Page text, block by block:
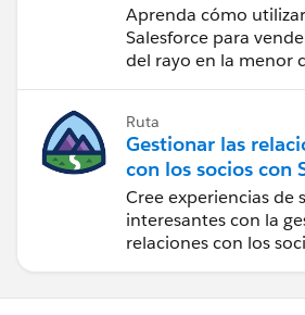
Aprenda cómo
Salesforce para
del rayo en la menor
Ruta
Gestionar las
con los socios con
Cloud PRM
Cree experiencias de
interesantes con la
relaciones con los